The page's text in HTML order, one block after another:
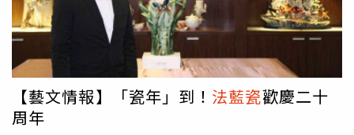
長好，人長健，月長圓
【藝文情報】「瓷年」到！ 法藍瓷歡慶二十
周年